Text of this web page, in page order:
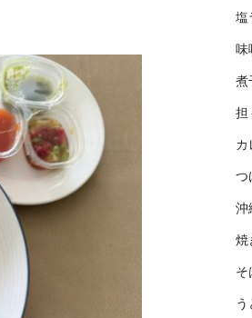
塩
味
煮
担
カ
つ
沖
焼
そ
う